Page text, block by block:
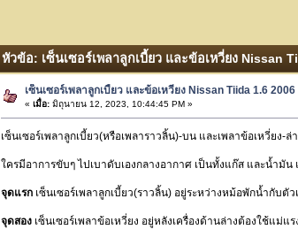
หัวข้อ: เซ็นเซอร์เพลาลูกเบี้ยว และข้อเหวี่ยง Nissan
เซ็นเซอร์เพลาลูกเบี้ยว และข้อเหวี่ยง Nissan Tiida 1.6 2006
«เมื่อ: มิถุนายน 12, 2023, 10:44:45 PM »
เซ็นเซอร์เพลาลูกเบี้ยว(หรือเพลาราวลิ้น)-บน และเพลาข้อเหวี่ย
ใครมีอาการขับๆ ไปเบาดับเองกลางอากาศ เป็นทั้งแก๊ส และน้ำ
จุดแรก เซ็นเซอร์เพลาลูกเบี้ยว(ราวลิ้น) อยู่ระหว่างหม้อพักน้ำกับตัว
จุดสอง เซ็นเซอร์เพลาข้อเหวี่ยง อยู่หลังเครื่องด้านล่างต้องใช้แม่แ